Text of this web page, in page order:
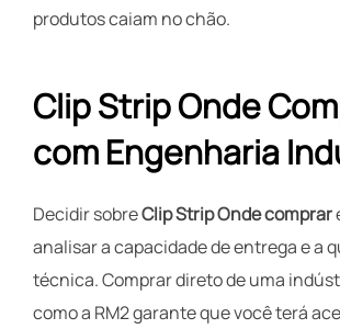
produtos caiam no chão.
Clip Strip Onde
com Engenharia
Decidir sobreClip Strip Onde comprar
analisar a capacidade de entrega e a
técnica. Comprar direto de uma
como a RM2 garante que você terá